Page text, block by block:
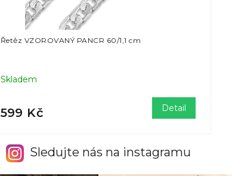
Řetěz VZOROVANÝ PANCR 60/1,1 cm
Skladem
599 Kč Detail
Sledujte nás na instagramu